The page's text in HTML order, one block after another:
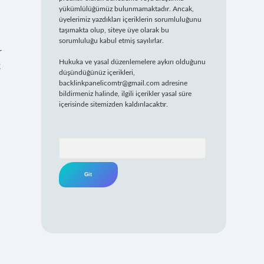
yükümlülüğümüz bulunmamaktadır. Ancak,
üyelerimiz yazdıkları içeriklerin sorumluluğunu
taşımakta olup, siteye üye olarak bu
sorumluluğu kabul etmiş sayılırlar.
Hukuka ve yasal düzenlemelere aykırı olduğunu
düşündüğünüz içerikleri,
backlinkpanelicomtr@gmail.com adresine
bildirmeniz halinde, ilgili içerikler yasal süre
içerisinde sitemizden kaldırılacaktır.